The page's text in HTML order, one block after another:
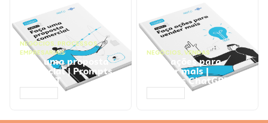
NEGÓCIOS, PROCESSOS
EMPRESARIAIS
Faça uma proposta
comercial | Prompts
ChatGPT
NEGÓCIOS, VENDAS
Faça ações para
vender mais |
Prompts ChatGPT